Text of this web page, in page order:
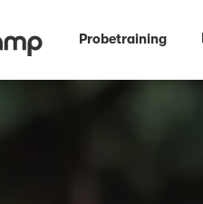
Probetraining